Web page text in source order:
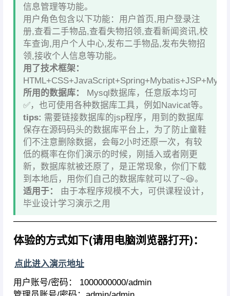
信息管理等功能。
用户角色包含以下功能：用户首页,用户登录注
册,查看二手物品,查看失物招领,查看新闻资讯,校
车查询,用户个人中心,发布二手物品,发布失物招
领,接收个人信息等功能。
用了技术框架：
所用的数据库：
Mysql数据库，任意版本均可
✅，也可使用各种数据库工具，例如Navicat等。
tips: 需要链接数据库的jsp程序，用到的数据库
保存在源码码头的数据库平台上，为了防止童鞋
们不注意删除数据，会每2小时还原一次，有较
低的概率在你们演示的时候，刚插入或者刚更
新，数据库就被还原了，是正常现象，你们下载
到本地后，用你们自己的数据库就可以了~😆。
适用于：
由于本程序规模不大，可供课程设计，
毕业设计学习演示之用
体验的方式如下(请用电脑浏览器打开)：
点此进入演示地址
用户账号/密码： 1000000000/admin